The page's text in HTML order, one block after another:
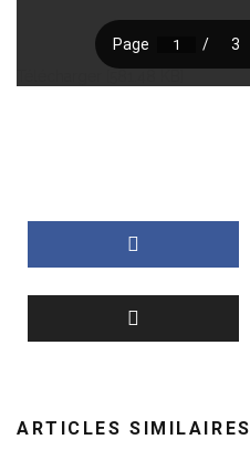
ARTICLES SIMILAIRES